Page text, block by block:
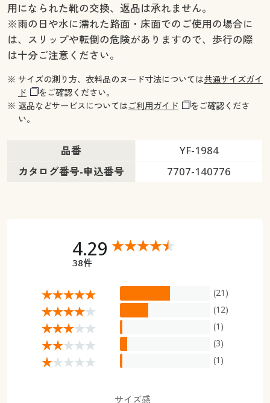
用になられた靴の交換、返品は承れません。
※雨の日や水に濡れた路面・床面でのご使用の場合に
は、スリップや転倒の危険がありますので、歩行の際
は十分ご注意ください。
※ サイズの測り方、衣料品のヌード寸法については共通サイズガイ
ド
をご確認ください。
※ 返品などサービスについてはご利用ガイド
をご確認くださ
い。
品番
YF-1984
カタログ番号-申込番号
7707-140776
4.29
38件
(21)
(12)
(1)
(3)
(1)
サイズ感